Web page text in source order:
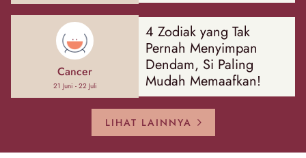
Cancer
21 Juni - 22 Juli
4 Zodiak yang Tak
Pernah Menyimpan
Dendam, Si Paling
Mudah Memaafkan!
LIHAT LAINNYA